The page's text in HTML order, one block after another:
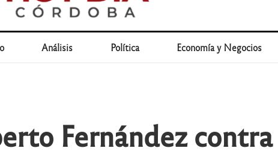
Análisis Política Economía y Negocios
Fernández